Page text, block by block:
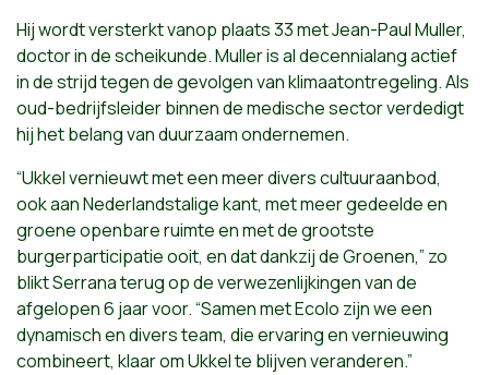
Hij wordt versterkt vanop plaats 33 met Jean-Paul Muller,
doctor in de scheikunde. Muller is al decennialang actief
in de strijd tegen de gevolgen van klimaatontregeling. Als
oud-bedrijfsleider binnen de medische sector verdedigt
hij het belang van duurzaam ondernemen.
“Ukkel vernieuwt met een meer divers cultuuraanbod,
ook aan Nederlandstalige kant, met meer gedeelde en
groene openbare ruimte en met de grootste
burgerparticipatie ooit, en dat dankzij de Groenen,” zo
blikt Serrana terug op de verwezenlijkingen van de
afgelopen 6 jaar voor. “Samen met Ecolo zijn we een
dynamisch en divers team, die ervaring en vernieuwing
combineert, klaar om Ukkel te blijven veranderen.”